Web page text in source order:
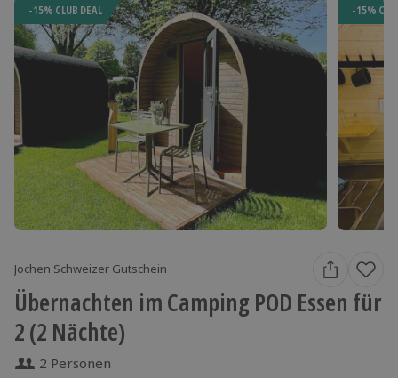
-15% CLUB DEAL -15%
Jochen Schweizer Gutschein
Übernachten im Camping POD Essen für
2 (2 Nächte)
2 Personen